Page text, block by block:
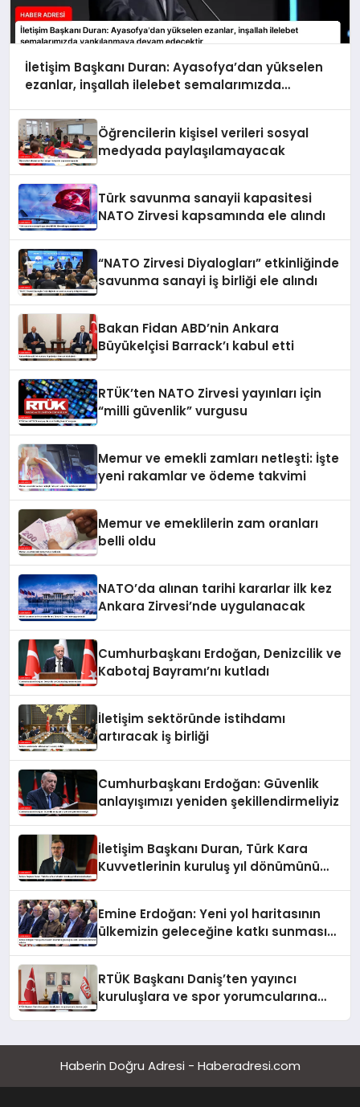
İletişim Başkanı Duran: Ayasofya’dan yükselen
ezanlar, inşallah ilelebet semalarımızda
Öğrencilerin kişisel verileri sosyal
medyada paylaşılamayacak
Türk savunma sanayii kapasitesi
NATO Zirvesi kapsamında ele alındı
“NATO Zirvesi Diyalogları” etkinliğinde
savunma sanayi iş birliği ele alındı
Bakan Fidan ABD’nin Ankara
Büyükelçisi Barrack’ı kabul etti
RTÜK’ten NATO Zirvesi yayınları için
“milli güvenlik” vurgusu
Memur ve emekli zamları netleşti: İşte
yeni rakamlar ve ödeme takvimi
Memur ve emeklilerin zam oranları
belli oldu
NATO’da alınan tarihi kararlar ilk kez
Ankara Zirvesi’nde uygulanacak
Cumhurbaşkanı Erdoğan, Denizcilik ve
Kabotaj Bayramı’nı kutladı
İletişim sektöründe istihdamı
artıracak iş birliği
Cumhurbaşkanı Erdoğan: Güvenlik
anlayışımızı yeniden şekillendirmeliyiz
İletişim Başkanı Duran, Türk Kara
Kuvvetlerinin kuruluş yıl dönümünü
Emine Erdoğan: Yeni yol haritasının
ülkemizin geleceğine katkı sunmasını
RTÜK Başkanı Daniş’ten yayıncı
kuruluşlara ve spor yorumcularına
Haberin Doğru Adresi - Haberadresi.com